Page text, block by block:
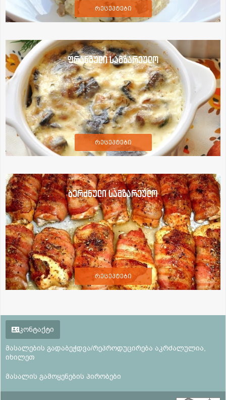
რეცეპტები
ფრანგული სამზარეულო
რეცეპტები
ბერძნული სამზარეულო
რეცეპტები
კონტაქტი
მასალების გადაბეჭდვა/რეპროდუცირება აკრძალულია,
იხილეთ
მასალის გამოყენების პირობები